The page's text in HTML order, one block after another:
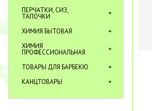
ПЕРЧАТКИ, СИЗ,
ТАПОЧКИ
ХИМИЯ БЫТОВАЯ
ХИМИЯ
ПРОФЕССИОНАЛЬНАЯ
ТОВАРЫ ДЛЯ БАРБЕКЮ
КАНЦТОВАРЫ